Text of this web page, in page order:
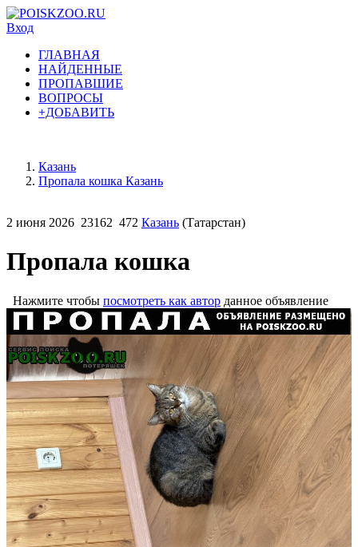
Вход
ГЛАВНАЯ
НАЙДЕННЫЕ
ПРОПАВШИЕ
ВОПРОСЫ
+ДОБАВИТЬ
Казань
Пропала кошка Казань
2 июня 2026 23162 472 Казань (Татарстан)
Пропала кошка
Нажмите чтобы посмотреть как автор данное объявление